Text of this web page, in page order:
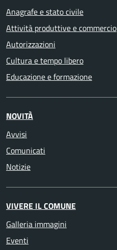
Anagrafe e stato civile
Attività produttive e commercio
Autorizzazioni
Cultura e tempo libero
Educazione e formazione
NOVITÀ
Avvisi
Comunicati
Notizie
VIVERE IL COMUNE
Galleria immagini
Eventi